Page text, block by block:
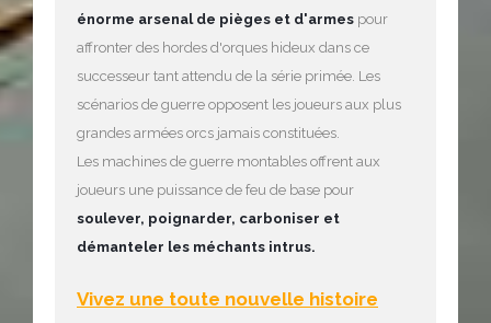
énorme arsenal de pièges et d'armes pour
affronter des hordes d'orques hideux dans ce
successeur tant attendu de la série primée. Les
scénarios de guerre opposent les joueurs aux plus
grandes armées orcs jamais constituées.
Les machines de guerre montables offrent aux
joueurs une puissance de feu de base pour
soulever, poignarder, carboniser et
démanteler les méchants intrus.
Vivez une toute nouvelle histoire